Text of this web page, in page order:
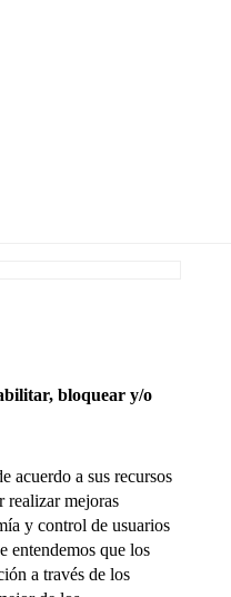
bloquear y/o
acuerdo a sus recursos
realizar mejoras
y control de usuarios
entendemos que los
a través de los